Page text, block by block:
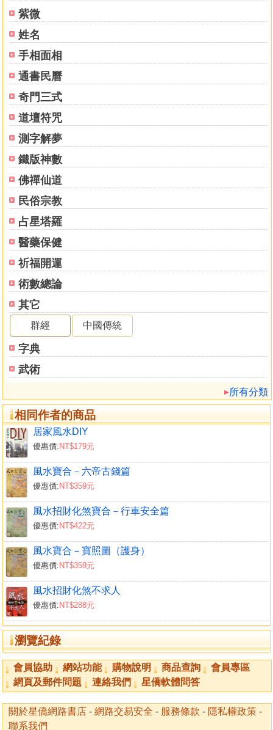
紫微
姓名
手相面相
通書民曆
奇門三式
道壇符咒
測字解夢
鐵版神數
佛禪仙道
民俗宗教
占星塔羅
醫藥保健
祈福開運
術數總論
其它
群經 中國傳統
字典
武術
所有分類
相同作者的商品
居家風水DIY
優惠價: NT$179元
風水寶合－六帝古錢篇
優惠價: NT$359元
風水招財化煞寶合－行車安全篇
優惠價: NT$422元
風水寶合－寶照圖（護身）
優惠價: NT$359元
風水招財化煞不求人
優惠價: NT$288元
瀏覽紀錄
會員協助 網站功能 購物說明 商品查詢
會員專區
網頁及郵件問題
連絡我們 星僑軟體問答
關於星僑網路書店 - 網路交易安全 - 服務條款 - 隱私權政策 -
聯系我們